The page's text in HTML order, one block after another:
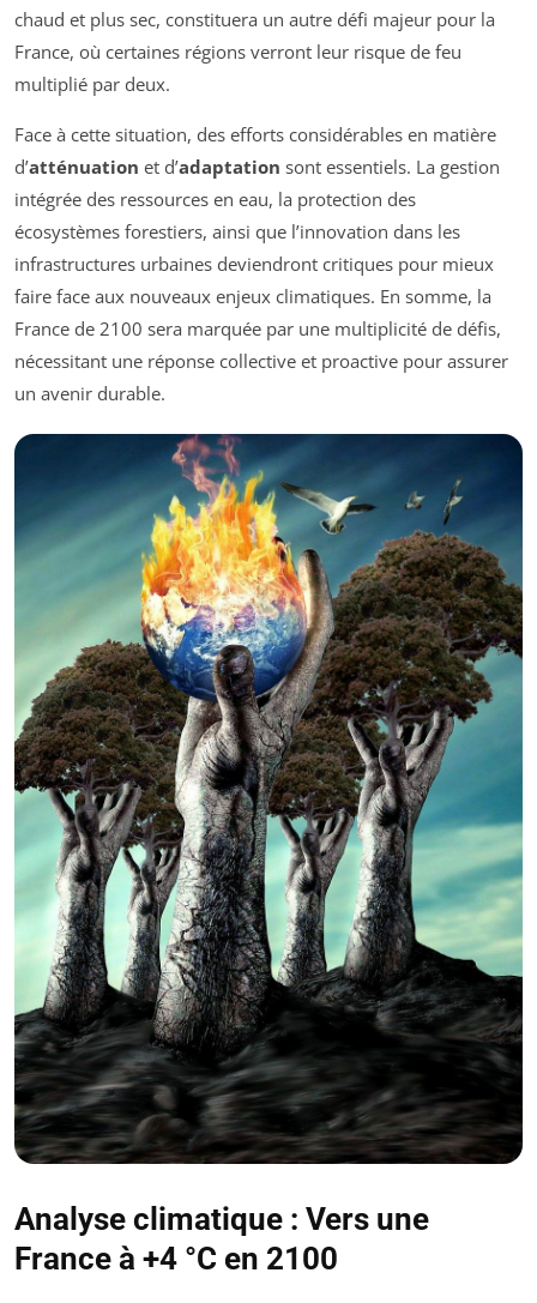
chaud et plus sec, constituera un autre défi majeur pour la
France, où certaines régions verront leur risque de feu
multiplié par deux.
Face à cette situation, des efforts considérables en matière
d’atténuation et d’adaptation sont essentiels. La gestion
intégrée des ressources en eau, la protection des
écosystèmes forestiers, ainsi que l’innovation dans les
infrastructures urbaines deviendront critiques pour mieux
faire face aux nouveaux enjeux climatiques. En somme, la
France de 2100 sera marquée par une multiplicité de défis,
nécessitant une réponse collective et proactive pour assurer
un avenir durable.
Analyse climatique : Vers une
France à +4 °C en 2100